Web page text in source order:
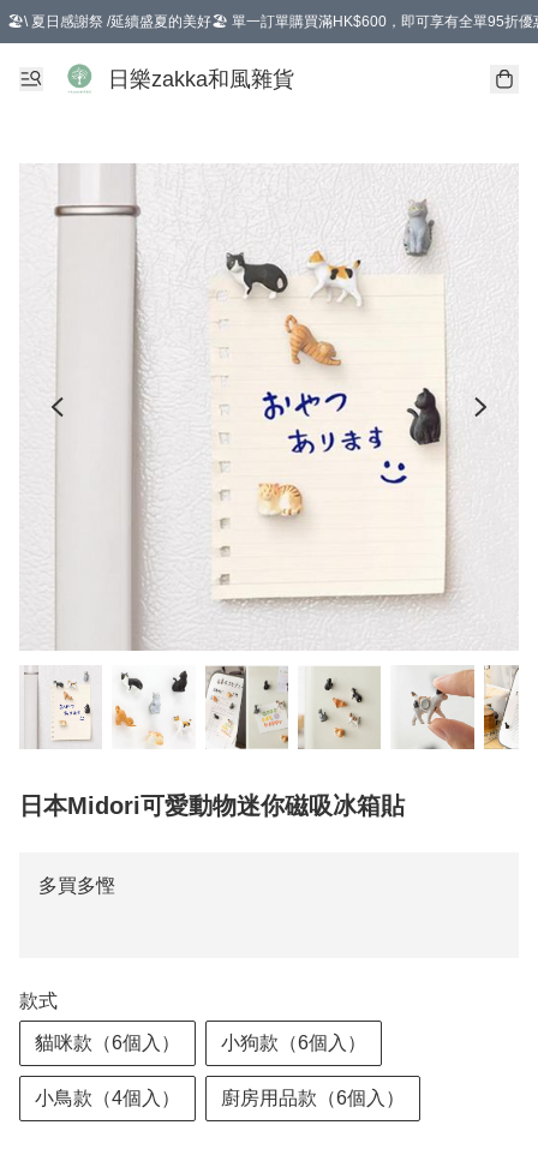
🏖️\ 夏日感謝祭 /延續盛夏的美好🏖️ 單一訂單購買滿HK$600，即可享有全單95折優
選擇GoGoX住宅/工商地址配送，單一訂單消費購物滿HK$680(折扣後），可享有
日樂zakka和風雜貨
日本Midori可愛動物迷你磁吸冰箱貼
多買多慳
款式
貓咪款（6個入） 小狗款（6個入）
小鳥款（4個入） 廚房用品款（6個入）